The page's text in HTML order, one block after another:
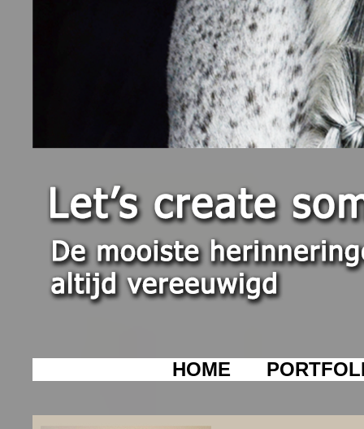
HOME